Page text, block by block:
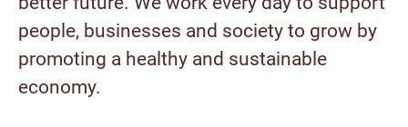
people, businesses and society to grow by
promoting a healthy and sustainable
economy.